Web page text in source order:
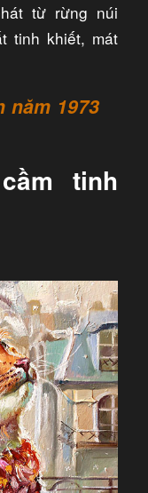
từ rừng núi
tinh khiết, mát
năm 1973
tinh